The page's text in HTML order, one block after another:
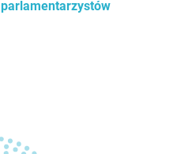
parlamentarzystów